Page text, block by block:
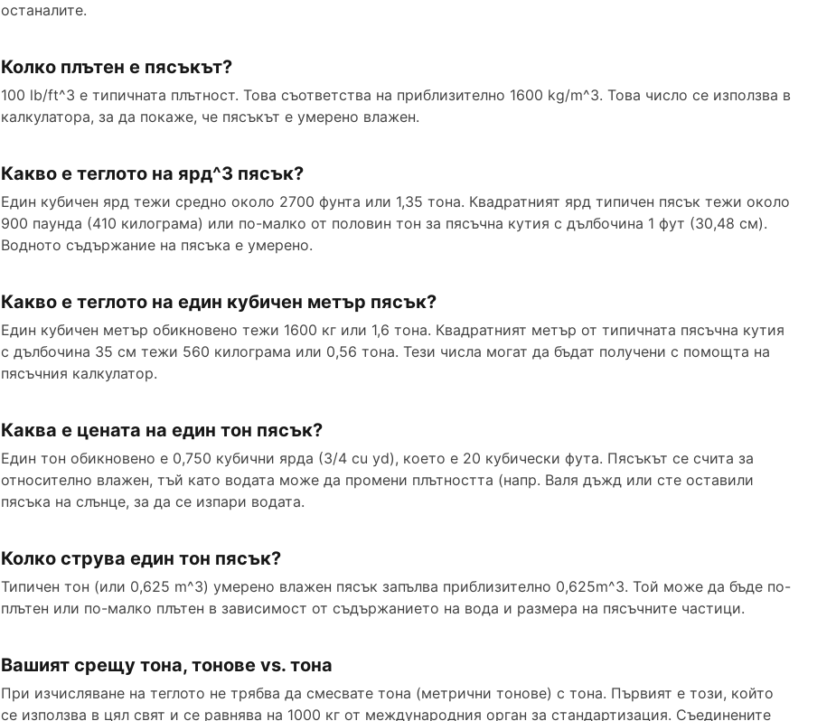
останалите.
Колко плътен е пясъкът?
100 lb/ft^3 е типичната плътност. Това съответства на приблизително 1600 kg/m^3. Това число се използва в
калкулатора, за да покаже, че пясъкът е умерено влажен.
Какво е теглото на ярд^3 пясък?
Един кубичен ярд тежи средно около 2700 фунта или 1,35 тона. Квадратният ярд типичен пясък тежи около
900 паунда (410 килограма) или по-малко от половин тон за пясъчна кутия с дълбочина 1 фут (30,48 см).
Водното съдържание на пясъка е умерено.
Какво е теглото на един кубичен метър пясък?
Един кубичен метър обикновено тежи 1600 кг или 1,6 тона. Квадратният метър от типичната пясъчна кутия
с дълбочина 35 см тежи 560 килограма или 0,56 тона. Тези числа могат да бъдат получени с помощта на
пясъчния калкулатор.
Каква е цената на един тон пясък?
Един тон обикновено е 0,750 кубични ярда (3/4 cu yd), което е 20 кубически фута. Пясъкът се счита за
относително влажен, тъй като водата може да промени плътността (напр. Валя дъжд или сте оставили
пясъка на слънце, за да се изпари водата.
Колко струва един тон пясък?
Типичен тон (или 0,625 m^3) умерено влажен пясък запълва приблизително 0,625m^3. Той може да бъде по-
плътен или по-малко плътен в зависимост от съдържанието на вода и размера на пясъчните частици.
Вашият срещу тона, тонове vs. тона
При изчисляване на теглото не трябва да смесвате тона (метрични тонове) с тона. Първият е този, който
се използва в цял свят и се равнява на 1000 кг от международния орган за стандартизация. Съединените